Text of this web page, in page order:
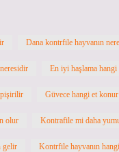
Dana kontrfile hayvanın
En iyi haşlama hangi
pişirilir Güvece hangi et konur
olur Kontrafile mi daha
gelir Kontrfile hayvanın